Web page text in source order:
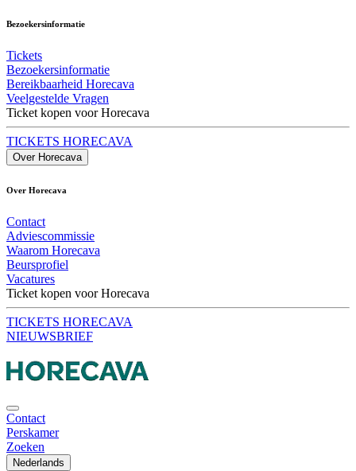
Bezoekersinformatie
Tickets
Bezoekersinformatie
Bereikbaarheid Horecava
Veelgestelde Vragen
Ticket kopen voor Horecava
TICKETS HORECAVA
Over Horecava
Over Horecava
Contact
Adviescommissie
Waarom Horecava
Beursprofiel
Vacatures
Ticket kopen voor Horecava
TICKETS HORECAVA
NIEUWSBRIEF
Contact
Perskamer
Zoeken
Nederlands